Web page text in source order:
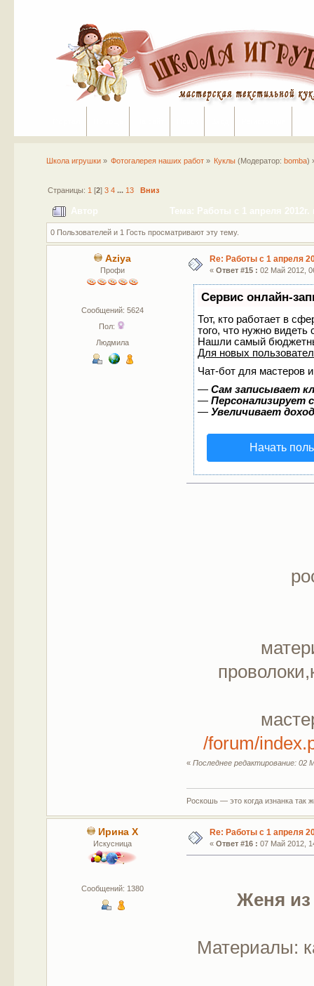
Школа игрушки» Фотогалерея наших работ » Куклы (Модератор: bomba)
Страницы: 1 [2] 3 4 ... 13 Вниз
Автор Тема: Работы с 1 апреля
0 Пользователей и 1 Гость просматривают эту тему.
Aziya
Профи
Сообщений: 5624
Пол:
Людмила
Re: Работы с 1 апреля
« Ответ #15 : 02 Май 2012,
Сервис онлайн-
Тот, кто работает в
того, что нужно
Нашли самый
Для новых
Чат-бот для мастеров
—Сам записывает
—Персонализирует
—Увеличивает
Начать
/forum/
«Последнее редактирование: 02
Роскошь — это когда изнанка
Ирина Х
Искусница
Сообщений: 1380
Re: Работы с 1 апреля
« Ответ #16 : 07 Май 2012,
Женя из
Материалы: